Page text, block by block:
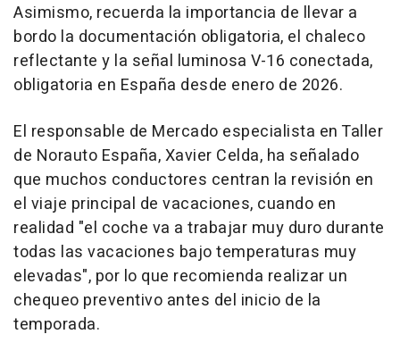
Asimismo, recuerda la importancia de llevar a
bordo la documentación obligatoria, el chaleco
reflectante y la señal luminosa V-16 conectada,
obligatoria en España desde enero de 2026.
El responsable de Mercado especialista en Taller
de Norauto España, Xavier Celda, ha señalado
que muchos conductores centran la revisión en
el viaje principal de vacaciones, cuando en
realidad "el coche va a trabajar muy duro durante
todas las vacaciones bajo temperaturas muy
elevadas", por lo que recomienda realizar un
chequeo preventivo antes del inicio de la
temporada.